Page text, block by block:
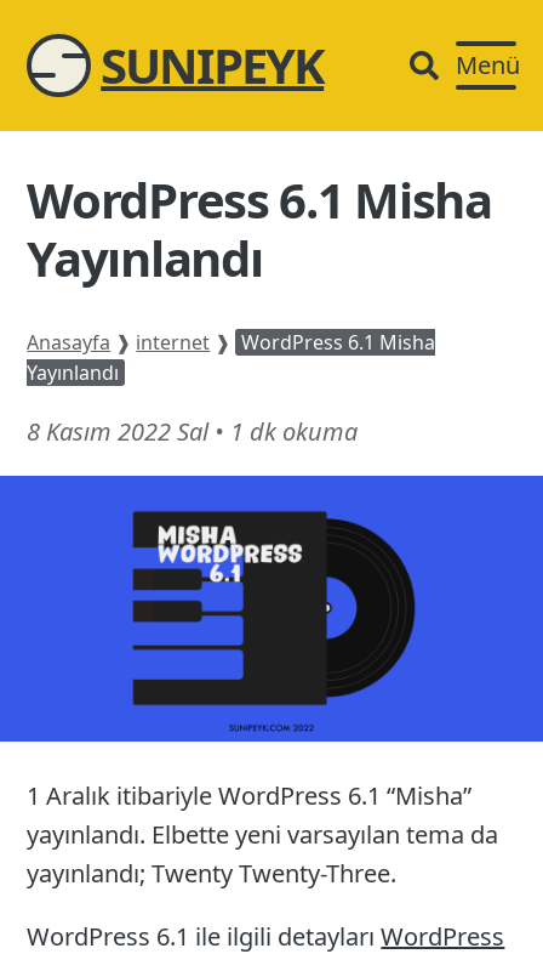
SUNIPEYK Menü
WordPress 6.1 Misha
Yayınlandı
Anasayfa ❱ internet ❱ WordPress 6.1 Misha
Yayınlandı
8 Kasım 2022 Sal 14
Mart
26
• 1 dk okuma
1 Aralık itibariyle WordPress 6.1 “Misha”
yayınlandı. Elbette yeni varsayılan tema da
yayınlandı; Twenty Twenty-Three.
WordPress 6.1 ile ilgili detaylarıWordPress